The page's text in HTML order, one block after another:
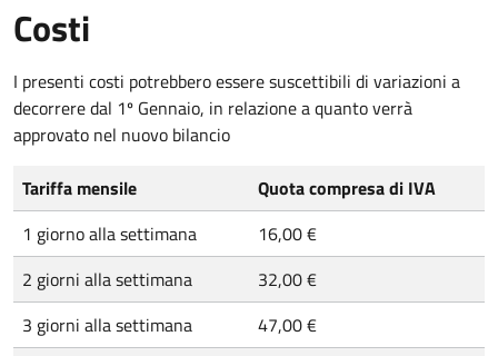
Costi
I presenti costi potrebbero essere suscettibili di variazioni a
decorrere dal 1º Gennaio, in relazione a quanto verrà
approvato nel nuovo bilancio
Tariffa mensile
Quota compresa di IVA
1 giorno alla settimana
16,00 €
2 giorni alla settimana
32,00 €
3 giorni alla settimana
47,00 €